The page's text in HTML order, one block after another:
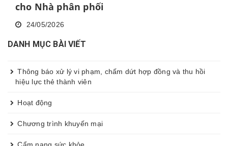
cho Nhà phân phối
24/05/2026
DANH MỤC BÀI VIẾT
Thông báo xử lý vi phạm, chấm dứt hợp đồng và thu hồi
hiệu lực thẻ thành viên
Hoạt động
Chương trình khuyến mại